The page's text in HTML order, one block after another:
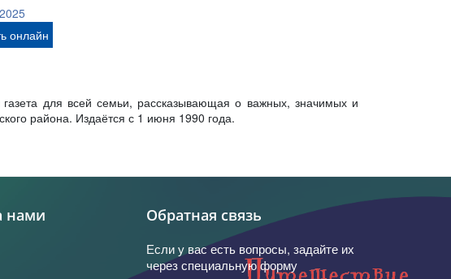
онлайн
для всей семьи, рассказывающая о важных, значимых и
района. Издаётся с 1 июня 1990 года.
нами Обратная связь
Если у вас есть вопросы, задайте их
через специальную форму